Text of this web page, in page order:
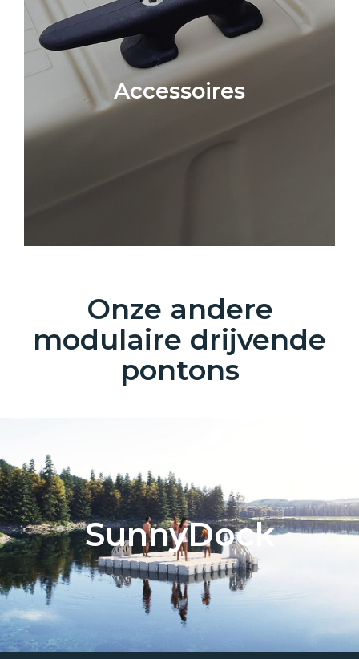
Accessoires
Onze andere
modulaire drijvende
pontons
SunnyDock